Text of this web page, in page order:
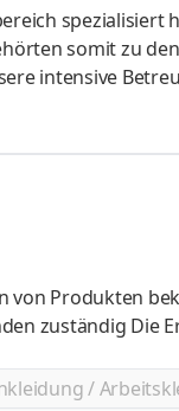
spezialisiert
somit zu den
intensive
Facharzt für
MVZ Arbeitszeit:
In dieser
von Produkten
/